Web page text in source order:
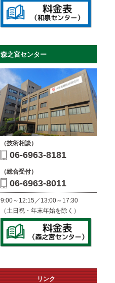
森之宮センター
（技術相談）
06-6963-8181
（総合受付）
06-6963-8011
9:00～12:15／13:00～17:30
（土日祝・年末年始を除く）
リンク